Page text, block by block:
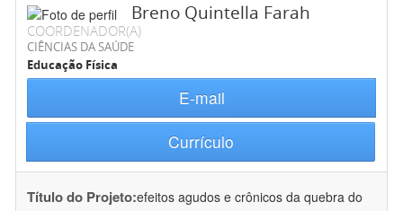
Breno Quintella Farah
COORDENADOR(A)
CIÊNCIAS DA SAÚDE
Educação Física
E-mail
Currículo
Título do Projeto:efeitos agudos e crônicos da quebra do